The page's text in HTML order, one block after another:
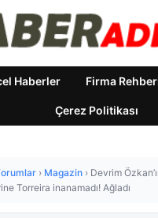
Haberler Firma
Çerez Politikası
› Magazin › Devrim
Torreira inanamadı! Ağladı